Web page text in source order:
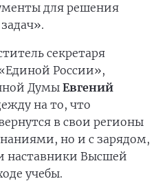
для решения
секретаря
России»,
Думы Евгений
на то, что
в свои регионы
но и с зарядом,
наставники Высшей
учебы.